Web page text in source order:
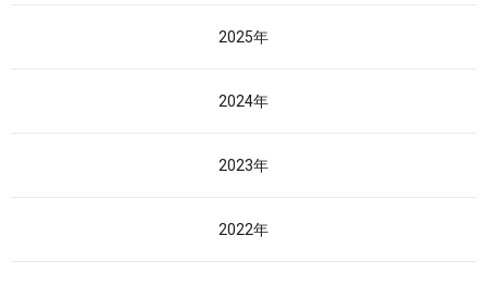
2025年
2024年
2023年
2022年